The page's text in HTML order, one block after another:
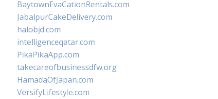
BaytownEvaCationRentals.com
JabalpurCakeDelivery.com
halobjd.com
intelligenceqatar.com
PikaPikaApp.com
takecareofbusinessdfw.org
HamadaOfJapan.com
VersifyLifestyle.com